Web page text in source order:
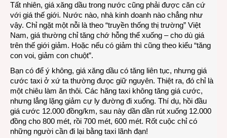
Tất nhiên, giá xăng dầu trong nước cũng phải được căn cứ
với giá thế giới. Nước nào, nhà kinh doanh nào chẳng như
vậy. Chỉ ngặt một nỗi là theo “truyền thống thị trường” Việt
Nam, giá thường chỉ tăng chớ hỗng thể xuống – cho dù giá
trên thế giới giảm. Hoặc nếu có giảm thì cũng theo kiểu “tăng
con voi, giảm con chuột”.
Bạn có để ý không, giá xăng dầu có tăng liên tục, nhưng giá
cước taxi ở xứ ta thường đưọc giữ nguyên. Thiệt ra, đó chỉ là
một chiêu làm ăn thôi. Các hãng taxi không tăng giá cước,
nhưng lẳng lặng giảm cự ly đường đi xuống. Thí dụ, hồi đầu
giá cước 12.000 đồng/km, sau này dần dần rút xuống 12.000
đồng cho 800 mét, rồi 700 mét, 600 mét. Rốt cuộc chỉ có
những người cần đi lại bằng taxi lãnh đạn!